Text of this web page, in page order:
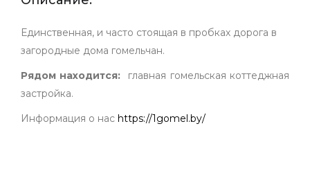
Единственная, и часто стоящая в пробках дорога в
загородные дома гомельчан.
Рядом находится:
главная гомельская коттеджная
застройка.
Информация о нас https://1gomel.by/